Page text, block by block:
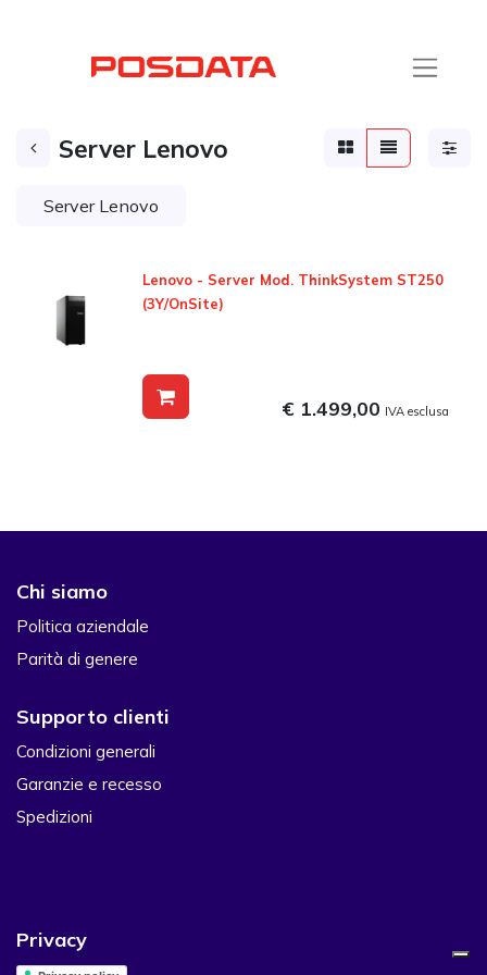
Server Lenovo
Server Lenovo
Lenovo - Server Mod. ThinkSystem ST250
(3Y/OnSite)
€ 1.499,00 IVA esclusa
Chi siamo
Politica aziendale
Parità di genere
Supporto clienti​
Condizioni generali
Garanzie e recesso
Spedizioni
Privacy